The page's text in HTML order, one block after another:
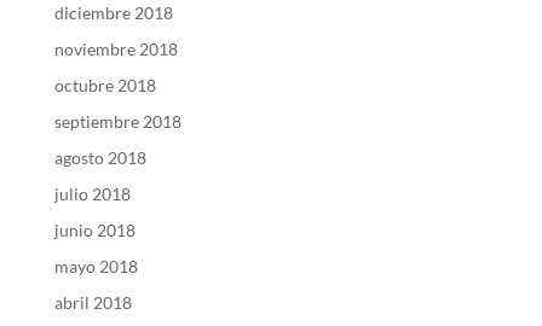
diciembre 2018
noviembre 2018
octubre 2018
septiembre 2018
agosto 2018
julio 2018
junio 2018
mayo 2018
abril 2018